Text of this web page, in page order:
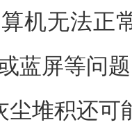
机无法正
蓝屏等问
尘堆积还可